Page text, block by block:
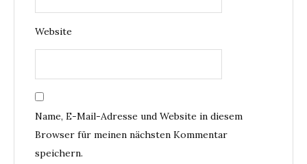
Website
Name, E-Mail-Adresse und Website in diesem
Browser für meinen nächsten Kommentar
speichern.